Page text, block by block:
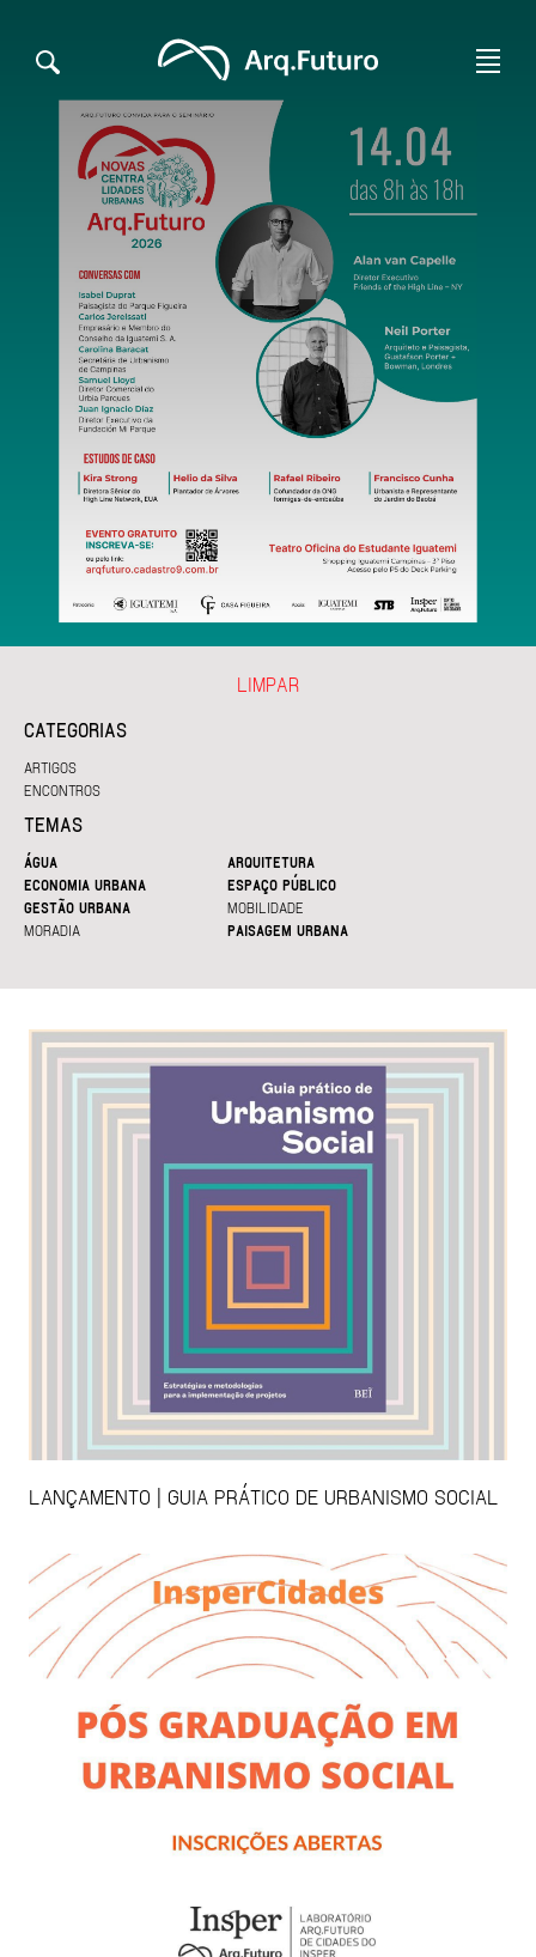
CATEGORIAS
ARTIGOS
ENCONTROS
TEMAS
ÁGUA
ARQUITETURA
ECONOMIA URBANA
ESPAÇO PÚBLICO
GESTÃO URBANA
MOBILIDADE
MORADIA
PAISAGEM URBANA
LIMPAR
LANÇAMENTO | GUIA PRÁTICO DE URBANISMO SOCIAL